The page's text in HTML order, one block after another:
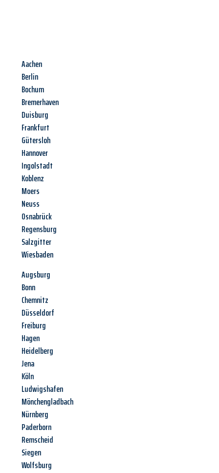
Aachen
Berlin
Bochum
Bremerhaven
Duisburg
Frankfurt
Gütersloh
Hannover
Ingolstadt
Koblenz
Moers
Neuss
Osnabrück
Regensburg
Salzgitter
Wiesbaden
Augsburg
Bonn
Chemnitz
Düsseldorf
Freiburg
Hagen
Heidelberg
Jena
Köln
Ludwigshafen
Mönchengladbach
Nürnberg
Paderborn
Remscheid
Siegen
Wolfsburg